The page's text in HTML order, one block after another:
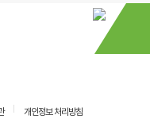
개인정보 처리방침